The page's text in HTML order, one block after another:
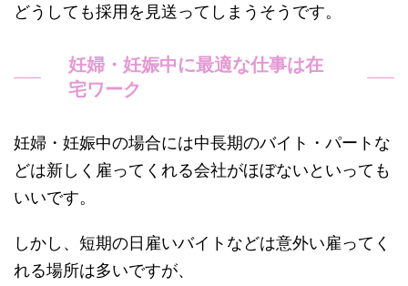
どうしても採用を見送ってしまうそうです。
妊婦・妊娠中に最適な仕事は在
宅ワーク
妊婦・妊娠中の場合には中長期のバイト・パートな
どは新しく雇ってくれる会社がほぼないといっても
いいです。
しかし、短期の日雇いバイトなどは意外い雇ってく
れる場所は多いですが、